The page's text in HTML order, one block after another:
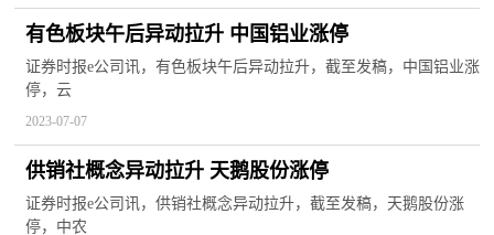
有色板块午后异动拉升 中国铝业涨停
证券时报e公司讯，有色板块午后异动拉升，截至发稿，中国铝业涨
停，云
2023-07-07
供销社概念异动拉升 天鹅股份涨停
证券时报e公司讯，供销社概念异动拉升，截至发稿，天鹅股份涨
停，中农